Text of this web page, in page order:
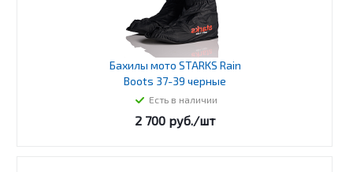
Бахилы мото STARKS Rain
Boots 37-39 черные
Есть в наличии
2 700 руб./шт